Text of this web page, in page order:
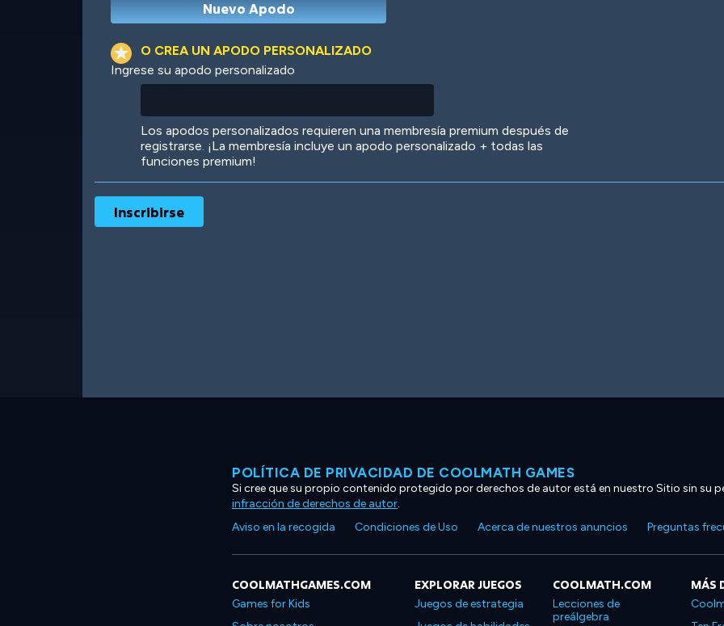
Ooh! Aah!
O CREA UN APODO PERSONALIZADO
Ingrese su apodo personalizado
Los apodos personalizados requieren una membresía premium después de
registrarse. ¡La membresía incluye un apodo personalizado + todas las
funciones premium!
POLÍTICA DE PRIVACIDAD DE COOLMATH GAMES
Si cree que su propio contenido protegido por derechos de autor está en nuestro Sitio sin su
infracción de derechos de autor.
Aviso en la recogida
Condiciones de Uso Acerca de nuestros anuncios Preguntas
COOLMATHGAMES.COM
Games for Kids
EXPLORAR JUEGOS
Juegos de estrategia
COOLMATH.COM
Lecciones de
preálgebra
MÁS